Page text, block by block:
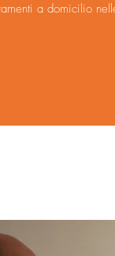
a domicilio